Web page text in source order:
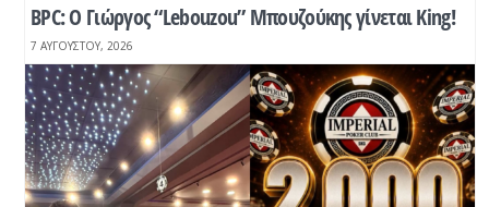
BPC: Ο Γιώργος “Lebouzou” Μπουζούκης γίνεται King!
7 ΑΥΓΟΎΣΤΟΥ, 2026